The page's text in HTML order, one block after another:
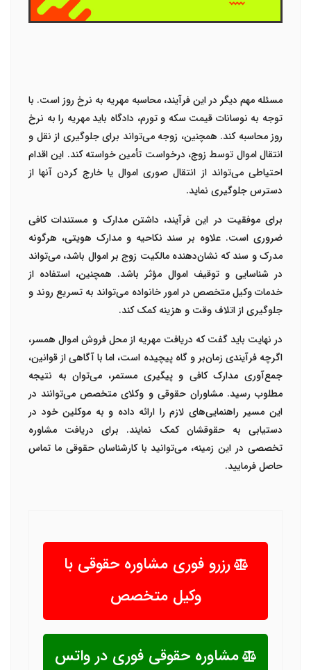
مسئله مهم دیگر در این فرآیند، محاسبه مهریه به نرخ روز است. با
توجه به نوسانات قیمت سکه و تورم، دادگاه باید مهریه را به نرخ
روز محاسبه کند. همچنین، زوجه می‌تواند برای جلوگیری از نقل و
انتقال اموال توسط زوج، درخواست تأمین خواسته کند. این اقدام
احتیاطی می‌تواند از انتقال صوری اموال یا خارج کردن آنها از
دسترس جلوگیری نماید.
برای موفقیت در این فرآیند، داشتن مدارک و مستندات کافی
ضروری است. علاوه بر سند نکاحیه و مدارک هویتی، هرگونه
مدرک و سند که نشان‌دهنده مالکیت زوج بر اموال باشد، می‌تواند
در شناسایی و توقیف اموال مؤثر باشد. همچنین، استفاده از
خدمات وکیل متخصص در امور خانواده می‌تواند به تسریع روند و
جلوگیری از اتلاف وقت و هزینه کمک کند.
در نهایت باید گفت که دریافت مهریه از محل فروش اموال همسر،
اگرچه فرآیندی زمان‌بر و گاه پیچیده است، اما با آگاهی از قوانین،
جمع‌آوری مدارک کافی و پیگیری مستمر، می‌توان به نتیجه
مطلوب رسید. مشاوران حقوقی و وکلای متخصص می‌توانند در
این مسیر راهنمایی‌های لازم را ارائه داده و به موکلین خود در
دستیابی به حقوقشان کمک نمایند. برای دریافت مشاوره
تخصصی در این زمینه، می‌توانید با کارشناسان حقوقی ما تماس
حاصل فرمایید.
رزرو فوری مشاوره حقوقی با
وکیل متخصص
مشاوره حقوقی فوری در واتس